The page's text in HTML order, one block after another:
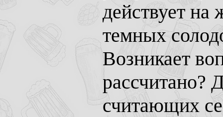
действует
темных
Возникает
рассчитано?
считающих